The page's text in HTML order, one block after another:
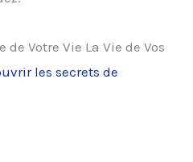
Votre Vie La Vie de Vos
les secrets de